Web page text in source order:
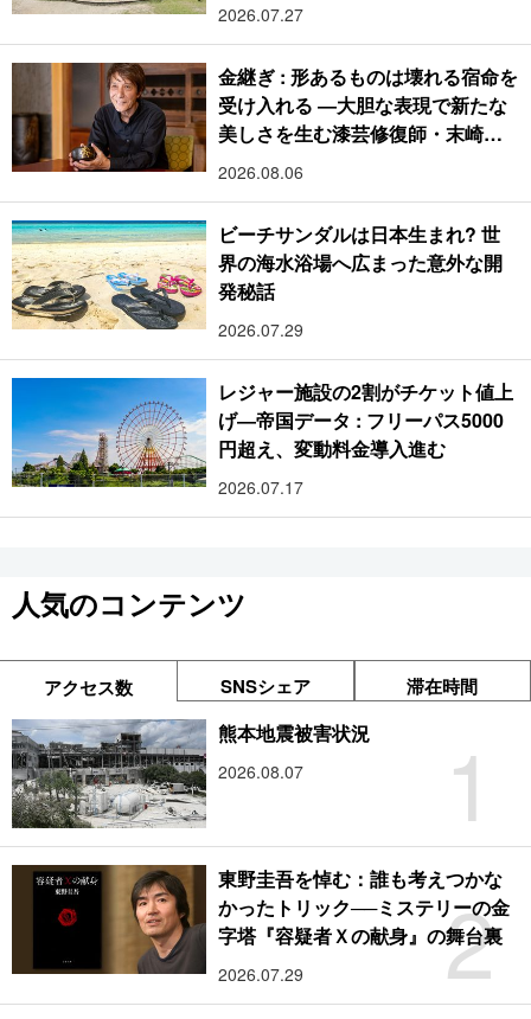
2026.07.27
金継ぎ : 形あるものは壊れる宿命を
受け入れる ―大胆な表現で新たな
美しさを生む漆芸修復師・末崎広
樹
2026.08.06
ビーチサンダルは日本生まれ? 世
界の海水浴場へ広まった意外な開
発秘話
2026.07.29
レジャー施設の2割がチケット値上
げ―帝国データ : フリーパス5000
円超え、変動料金導入進む
2026.07.17
人気のコンテンツ
アクセス数 SNSシェア 滞在時間
1
熊本地震被害状況
2026.08.07
2
東野圭吾を悼む：誰も考えつかな
かったトリック──ミステリーの金
字塔『容疑者Ｘの献身』の舞台裏
2026.07.29